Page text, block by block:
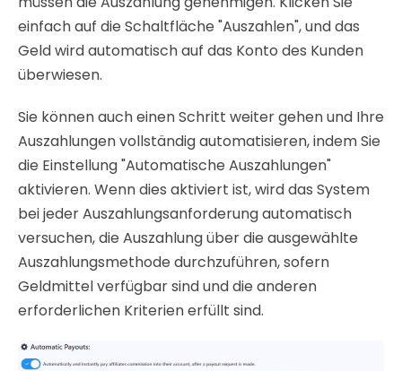
einfach auf die Schaltfläche "Auszahlen", und das
Geld wird automatisch auf das Konto des Kunden
überwiesen.
Sie können auch einen Schritt weiter gehen und Ihre
Auszahlungen vollständig automatisieren, indem Sie
die Einstellung "Automatische Auszahlungen"
aktivieren. Wenn dies aktiviert ist, wird das System
bei jeder Auszahlungsanforderung automatisch
versuchen, die Auszahlung über die ausgewählte
Auszahlungsmethode durchzuführen, sofern
Geldmittel verfügbar sind und die anderen
erforderlichen Kriterien erfüllt sind.